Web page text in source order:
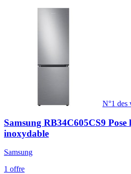
N°1 des
Samsung RB34C605CS9
inoxydable
Samsung
1 offre